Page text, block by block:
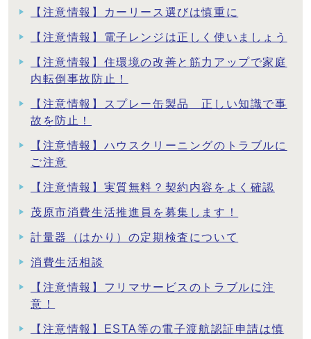
【注意情報】カーリース選びは慎重に
【注意情報】電子レンジは正しく使いましょう
【注意情報】住環境の改善と筋力アップで家庭
内転倒事故防止！
【注意情報】スプレー缶製品 正しい知識で事
故を防止！
【注意情報】ハウスクリーニングのトラブルに
ご注意
【注意情報】実質無料？契約内容をよく確認
茂原市消費生活推進員を募集します！
計量器（はかり）の定期検査について
消費生活相談
【注意情報】フリマサービスのトラブルに注
意！
【注意情報】ESTA等の電子渡航認証申請は慎